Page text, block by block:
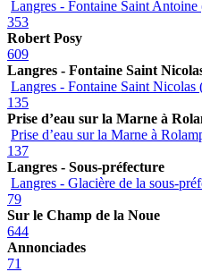
Langres - Fontaine Saint Antoine
353
Robert Posy
609
Langres - Fontaine Saint
Langres - Fontaine Saint Nicolas
135
Prise d’eau sur la Marne à
Prise d’eau sur la Marne à
137
Langres - Sous-préfecture
Langres - Glacière de la sous-
79
Sur le Champ de la Noue
644
Annonciades
71